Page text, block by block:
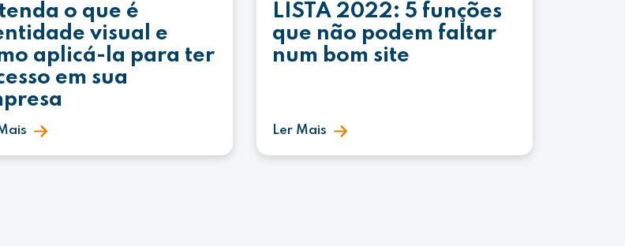
o que é
visual e
aplicá-la para ter
em sua
LISTA 2022: 5 funções
que não podem faltar
num bom site
Ler Mais